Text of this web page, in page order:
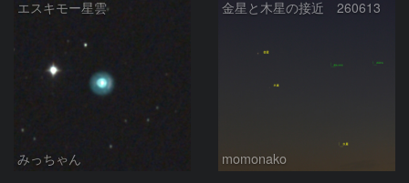
エスキモー星雲
みっちゃん
金星と木星の接近 260613
momonako